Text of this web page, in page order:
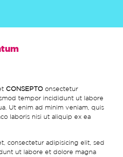
CONSEPTO onsectetur
tempor incididunt ut labore
Ut enim ad minim veniam, quis
laboris nisi ut aliquip ex ea
consectetur adipisicing elit, sed
ut labore et dolore magna